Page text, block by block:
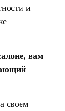
и
вам
своем